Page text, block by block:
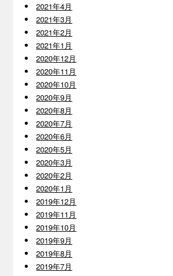
2021年4月
2021年3月
2021年2月
2021年1月
2020年12月
2020年11月
2020年10月
2020年9月
2020年8月
2020年7月
2020年6月
2020年5月
2020年3月
2020年2月
2020年1月
2019年12月
2019年11月
2019年10月
2019年9月
2019年8月
2019年7月